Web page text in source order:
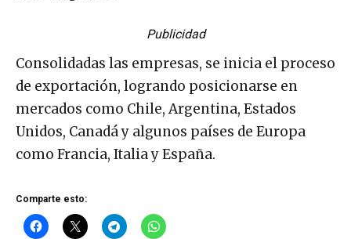
Publicidad
Consolidadas las empresas, se inicia el proceso
de exportación, logrando posicionarse en
mercados como Chile, Argentina, Estados
Unidos, Canadá y algunos países de Europa
como Francia, Italia y España.
Comparte esto: